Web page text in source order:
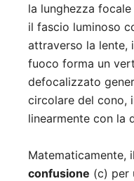
la lunghezza
il fascio luminoso
attraverso la lente,
fuoco forma un
defocalizzato
circolare del cono,
linearmente con la
Matematicamente,
confusione (c) per